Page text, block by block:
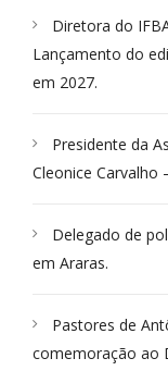
Diretora do
Lançamento do
em 2027.
Presidente da
Cleonice Carvalho
Delegado de
em Araras.
Pastores de
comemoração ao